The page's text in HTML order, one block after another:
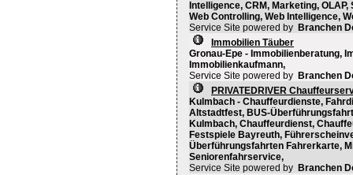
Intelligence, CRM, Marketing,
Web Controlling, Web Intelligence,
Service Site powered by Branchen
Immobilien Täuber
Gronau-Epe - Immobilienberatung,
Immobilienkaufmann,
Service Site powered by Branchen
PRIVATEDRIVER
Kulmbach - Chauffeurdienste,
Altstadtfest, BUS-
Kulmbach, Chauffeurdienst,
Festspiele Bayreuth,
Überführungsfahrten Fahrerkarte,
Seniorenfahrservice,
Service Site powered by Branchen